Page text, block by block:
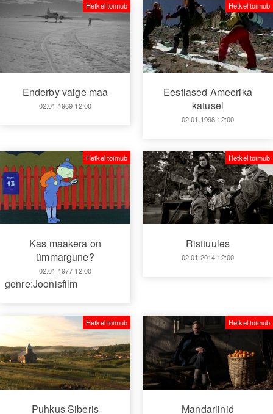
Enderby valge maa
02.01.1969 12:00
Hetkel toimub
Eestlased Ameerika
katusel
02.01.1998 12:00
Hetkel toimub
Kas maakera on
ümmargune?
02.01.1977 12:00
Hetkel toimub
genre:Joonisfilm
Risttuules
02.01.2014 12:00
Hetkel toimub
Puhkus Siberis
Hetkel toimub
Mandariinid
Hetkel toimub